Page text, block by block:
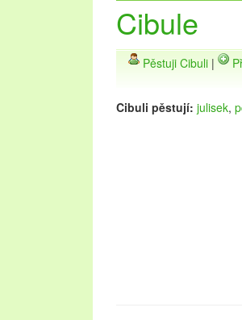
Cibule
Pěstuji Cibuli|
Cibuli pěstují: julisek,